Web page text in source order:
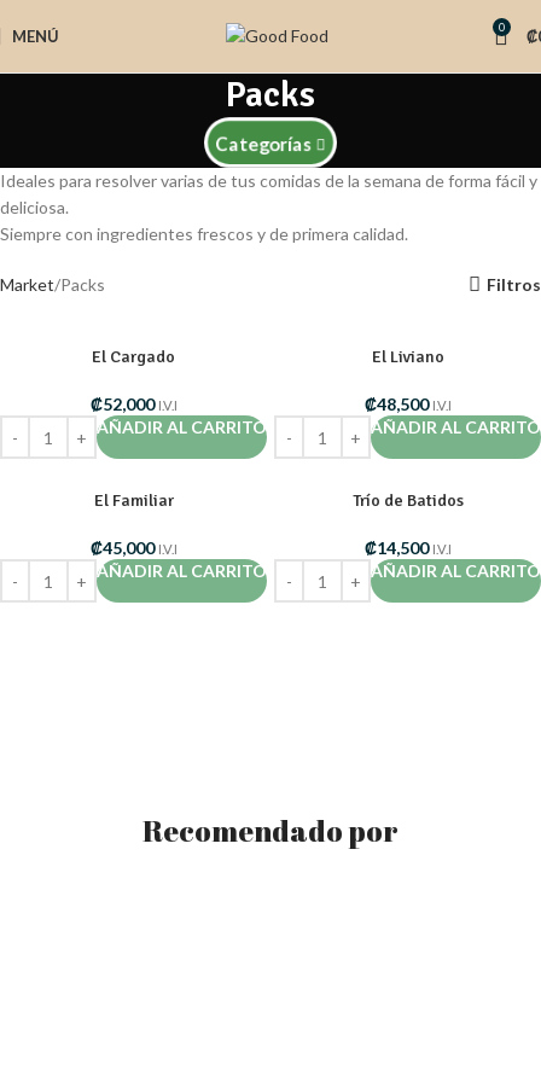
MENÚ 0 ₡
Packs
Categorías
Ideales para resolver varias de tus comidas de la semana de forma fácil y
deliciosa.
Siempre con ingredientes frescos y de primera calidad.
Market Packs Filtros
El Cargado
₡52,000 I.V.I
AÑADIR AL CARRITO
El Liviano
₡48,500 I.V.I
AÑADIR AL CARRITO
El Familiar
₡45,000 I.V.I
AÑADIR AL CARRITO
Trío de Batidos
₡14,500 I.V.I
AÑADIR AL CARRITO
Recomendado por